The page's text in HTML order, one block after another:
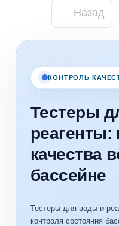
Назад
КОНТРОЛЬ
Тестеры
реагенты:
качества
бассейне
Тестеры для воды и
контроля состояния